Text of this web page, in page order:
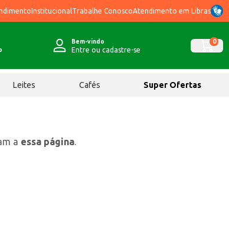
Institucional Trabalhe ConoscoAtendimento em Libras
Bem-vindo
Entre ou cadastre-se
0
Leites Cafés Super Ofertas
a essa página.